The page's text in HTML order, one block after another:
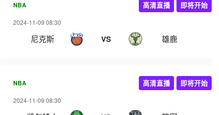
NBA
2024-11-09 08:30
尼克斯 VS 雄鹿
高清直播 即将开始
NBA
2024-11-09 08:30
高清直播 即将开始